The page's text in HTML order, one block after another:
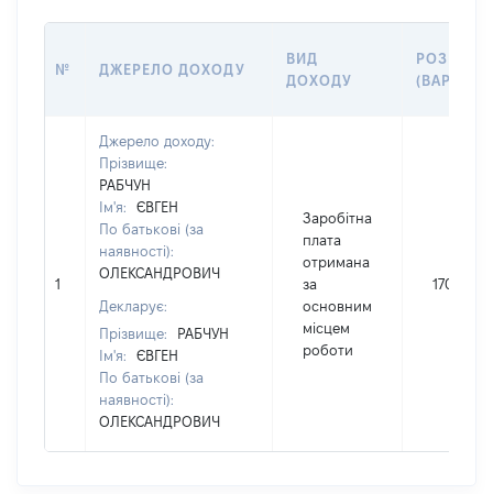
№ ДЖЕРЕЛО ДОХОДУ
ВИД
ДОХОДУ
РОЗМІР
1
Джерело доходу:
Прізвище:
РАБЧУН
Ім'я:
ЄВГЕН
По батькові (за
наявності):
ОЛЕКСАНДРОВИЧ
Декларує:
Прізвище:
РАБЧУН
Ім'я:
ЄВГЕН
По батькові (за
наявності):
ОЛЕКСАНДРОВИЧ
Заробітна
плата
отримана
за
основним
місцем
роботи
17000